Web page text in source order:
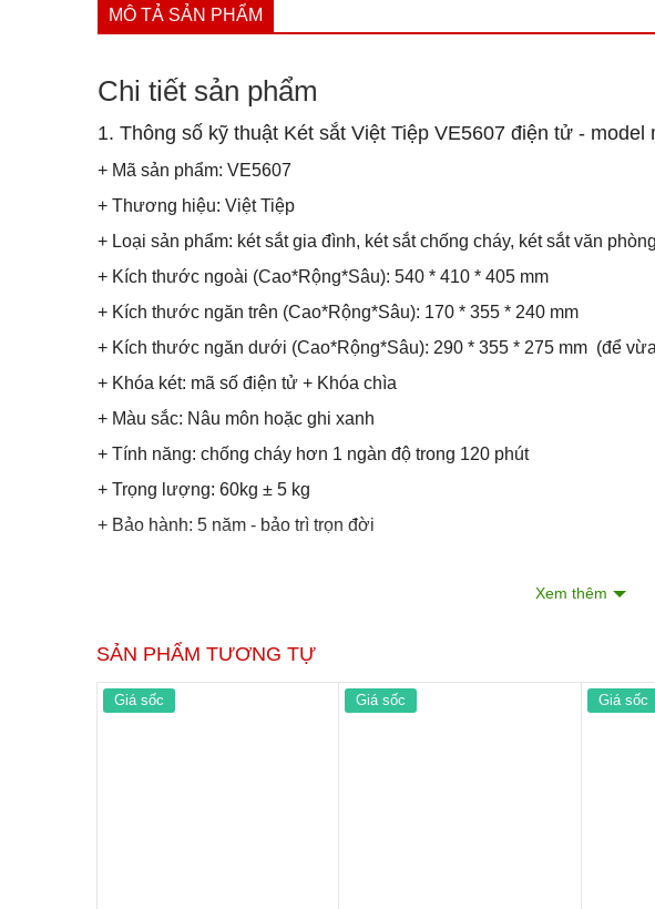
MÔ TẢ SẢN PHẨM
Chi tiết sản phẩm
1. Thông số kỹ thuật Két sắt Việt Tiệp VE5607 điện tử - model
+ Mã sản phẩm: VE5607
+ Thương hiệu: Việt Tiệp
+ Loại sản phẩm: két sắt gia đình, két sắt chống cháy, két sắt văn phòng
+ Kích thước ngoài (Cao*Rộng*Sâu): 540 * 410 * 405 mm
+ Kích thước ngăn trên (Cao*Rộng*Sâu): 170 * 355 * 240 mm
+ Kích thước ngăn dưới (Cao*Rộng*Sâu): 290 * 355 * 275 mm (để
+ Khóa két: mã số điện tử + Khóa chìa
+ Màu sắc: Nâu môn hoặc ghi xanh
+ Tính năng: chống cháy hơn 1 ngàn độ trong 120 phút
+ Trọng lượng: 60kg ± 5 kg
+ Bảo hành: 5 năm - bảo trì trọn đời
Xem thêm
SẢN PHẨM TƯƠNG TỰ
Giá sốc Giá sốc Giá sốc